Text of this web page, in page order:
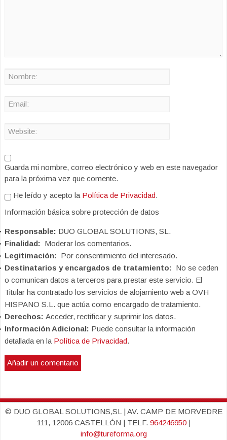
Guarda mi nombre, correo electrónico y web en este navegador
para la próxima vez que comente.
He leído y acepto la Política de Privacidad.
Información básica sobre protección de datos
Responsable: DUO GLOBAL SOLUTIONS, SL.
Finalidad: Moderar los comentarios.
Legitimación: Por consentimiento del interesado.
Destinatarios y encargados de tratamiento: No se ceden
o comunican datos a terceros para prestar este servicio. El
Titular ha contratado los servicios de alojamiento web a OVH
HISPANO S.L. que actúa como encargado de tratamiento.
Derechos: Acceder, rectificar y suprimir los datos.
Información Adicional: Puede consultar la información
detallada en la Política de Privacidad.
© DUO GLOBAL SOLUTIONS,SL | AV. CAMP DE MORVEDRE
111, 12006 CASTELLÓN | TELF. 964246950|
info@tureforma.org